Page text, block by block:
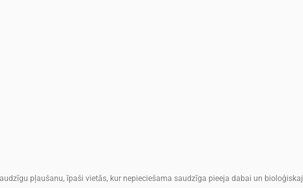
pļaušanu, īpaši vietās, kur nepieciešama saudzīga pieeja dabai un